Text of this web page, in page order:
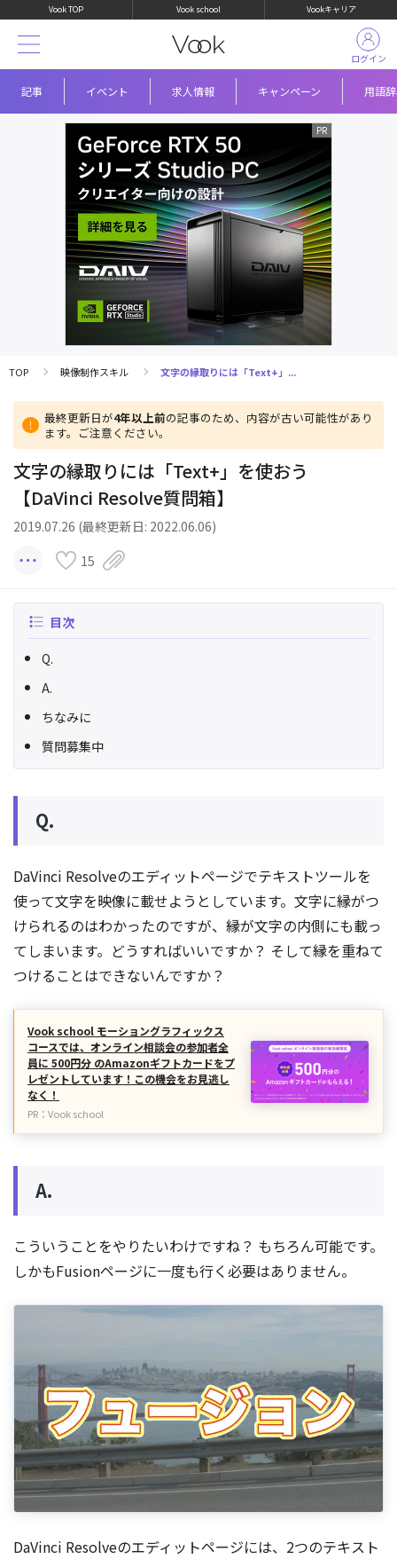
Vook TOP Vook school Vookキャリア
記事 イベント 求人情報 キャンペーン 用語
ログイン
TOP 映像制作スキル 文字の縁取りには「Text+」...
最終更新日が4年以上前の記事のため、内容が古い可能性があり
ます。ご注意ください。
文字の縁取りには「Text+」を使おう
【DaVinci Resolve質問箱】
2019.07.26 (最終更新日: 2022.06.06)
15
目次
Q.
A.
ちなみに
質問募集中
Q.
DaVinci Resolveのエディットページでテキストツールを
使って文字を映像に載せようとしています。文字に縁がつ
けられるのはわかったのですが、縁が文字の内側にも載っ
てしまいます。どうすればいいですか？ そして縁を重ねて
つけることはできないんですか？
Vook school モーショングラフィックス
コースでは、オンライン相談会の参加者全
員に 500円分 のAmazonギフトカードをプ
レゼントしています！この機会をお見逃し
なく！
PR：Vook school
A.
こういうことをやりたいわけですね？ もちろん可能です。
しかもFusionページに一度も行く必要はありません。
DaVinci Resolveのエディットページには、2つのテキスト